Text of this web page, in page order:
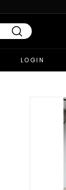
Search
LOGIN